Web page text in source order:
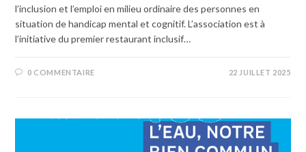
l’inclusion et l’emploi en milieu ordinaire des personnes en
situation de handicap mental et cognitif. L’association est à
l’initiative du premier restaurant inclusif…
0 COMMENTAIRE 22 JUILLET 2025